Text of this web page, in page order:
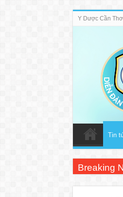
Y Dược Cần Thơ
Tin
Breaking